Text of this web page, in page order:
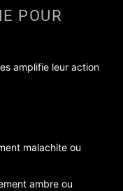
POUR
amplifie leur action
malachite ou
ambre ou